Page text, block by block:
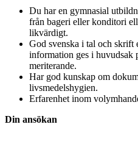
Du har en gymnasial
från bageri eller konditori
likvärdigt.
God svenska i tal och skrift
information ges i huvudsak
meriterande.
Har god kunskap om
livsmedelshygien.
Erfarenhet inom
Din ansökan